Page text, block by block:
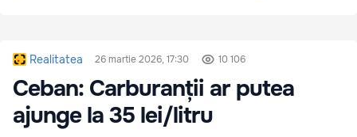
Realitatea 26 martie 2026, 17:30 10 106
Ceban: Carburanții ar putea
ajunge la 35 lei/litru